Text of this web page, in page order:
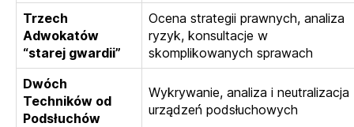
Trzech
Adwokatów
“starej gwardii”
Ocena strategii prawnych, analiza
ryzyk, konsultacje w
skomplikowanych sprawach
Dwóch
Techników od
Podsłuchów
Wykrywanie, analiza i neutralizacja
urządzeń podsłuchowych